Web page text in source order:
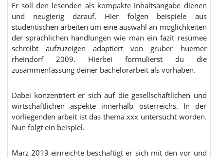
Er soll den lesenden als kompakte inhaltsangabe dienen
und neugierig darauf. Hier folgen beispiele aus
studentischen arbeiten um eine auswahl an möglichkeiten
der sprachlichen handlungen wie man ein fazit resümee
schreibt aufzuzeigen adaptiert von gruber huemer
rheindorf 2009. Hierbei formulierst du die
zusammenfassung deiner bachelorarbeit als vorhaben.
Dabei konzentriert er sich auf die gesellschaftlichen und
wirtschaftlichen aspekte innerhalb österreichs. In der
vorliegenden arbeit ist das thema xxx untersucht worden.
Nun folgt ein beispiel.
März 2019 einreichte beschäftigt er sich mit den vor und